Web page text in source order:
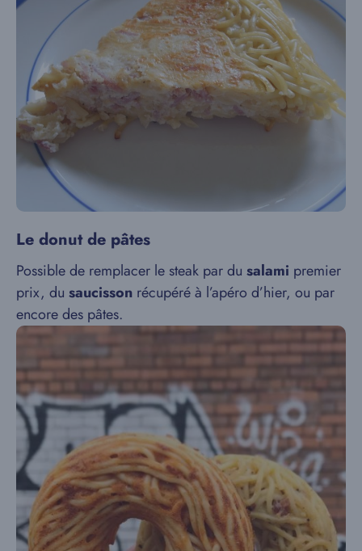
Le donut de pâtes
Possible de remplacer le steak par du salami premier
prix, du saucisson récupéré à l’apéro d’hier, ou par
encore des pâtes.